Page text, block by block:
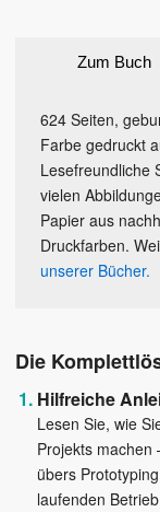
Zum Buch
624 Seiten,
Farbe gedruckt
Lesefreundliche
vielen
Papier aus
Druckfarben.
unserer Bücher.
Die
Hilfreiche
Lesen Sie, wie
Projekts machen
übers
laufenden